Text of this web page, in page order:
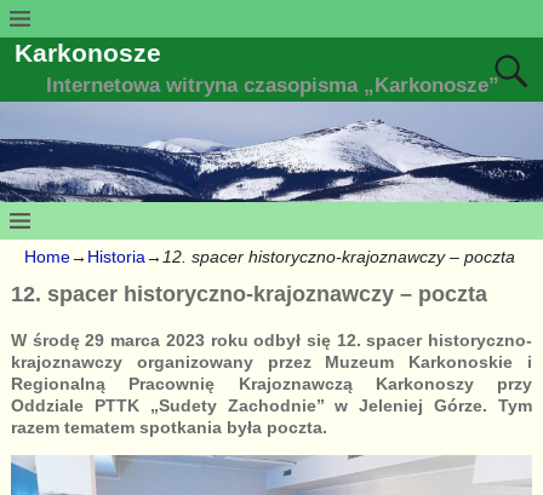
Karkonosze
Internetowa witryna czasopisma „Karkonosze”
Home→ Historia→ 12. spacer historyczno-krajoznawczy – poczta
12. spacer historyczno-krajoznawczy – poczta
W środę 29 marca 2023 roku odbył się 12. spacer historyczno-
krajoznawczy organizowany przez Muzeum Karkonoskie i
Regionalną Pracownię Krajoznawczą Karkonoszy przy
Oddziale PTTK „Sudety Zachodnie” w Jeleniej Górze. Tym
razem tematem spotkania była poczta.